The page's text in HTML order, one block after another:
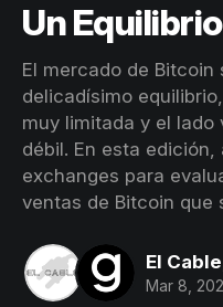
Un
El mercado de
delicadísimo
muy limitada y el lado
débil. En esta
exchanges para
ventas de Bitcoin que
El Cable
Mar 8,